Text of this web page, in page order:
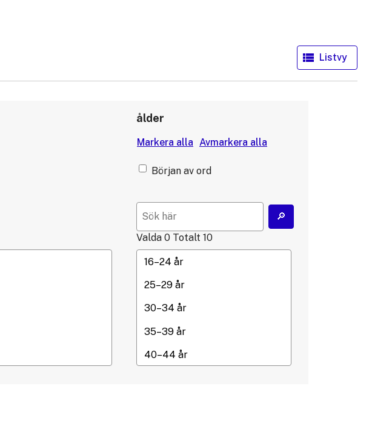
ålder
Början av ord
Valda 0 Totalt 10